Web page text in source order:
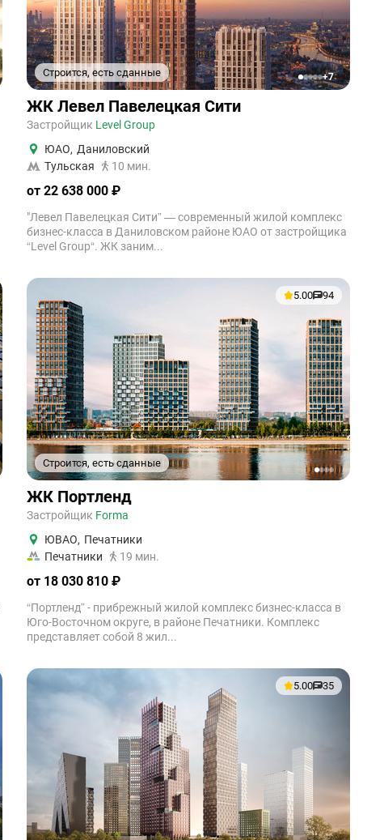
Строится, есть сданные
12345+7
ЖК Левел Павелецкая Сити
Застройщик Level Group
ЮАО, Даниловский
Тульская
10 мин.
от 22 638 000 ₽
"Левел Павелецкая Сити” — современный жилой комплекс
бизнес-класса в Даниловском районе ЮАО от застройщика
“Level Group“. ЖК заним...
Строится, есть сданные
5.00 94
1234
ЖК Портленд
Застройщик Forma
ЮВАО, Печатники
Печатники
19 мин.
от 18 030 810 ₽
“Портленд” - прибрежный жилой комплекс бизнес-класса в
Юго-Восточном округе, в районе Печатники. Комплекс
представляет собой 8 жил...
5.00 35